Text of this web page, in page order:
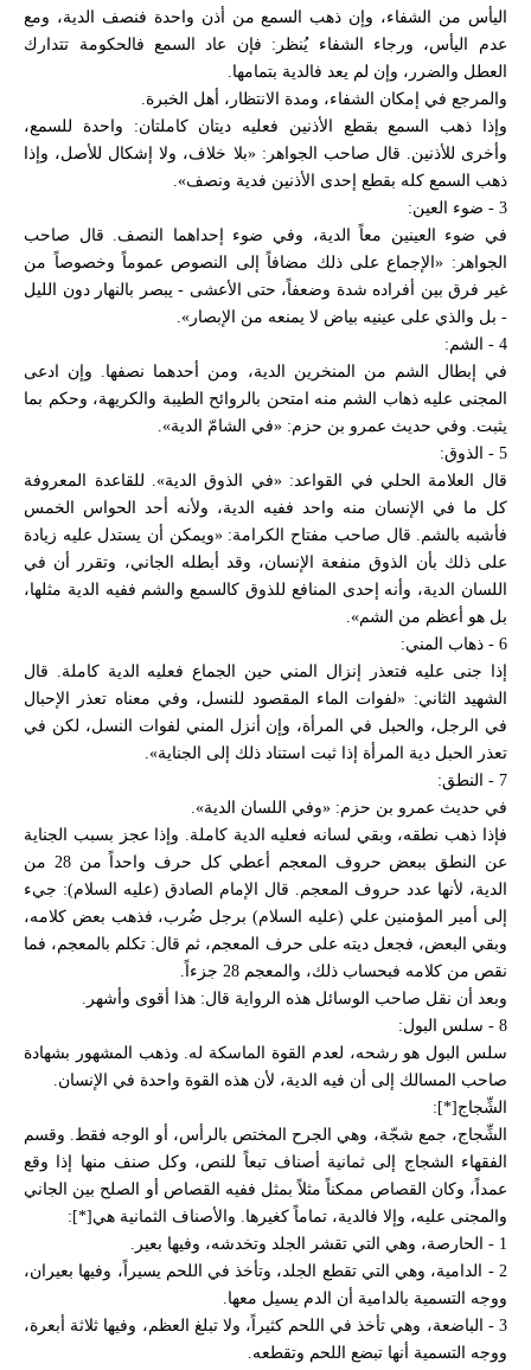
اليأس من الشفاء، وإن ذهب السمع من أذن واحدة فنصف الدية، ومع
عدم اليأس، ورجاء الشفاء يُنظر: فإن عاد السمع فالحكومة تتدارك
العطل والضرر، وإن لم يعد فالدية بتمامها.
والمرجع في إمكان الشفاء، ومدة الانتظار، أهل الخبرة.
وإذا ذهب السمع بقطع الأذنين فعليه ديتان كاملتان: واحدة للسمع،
وأخرى للأذنين. قال صاحب الجواهر: «بلا خلاف، ولا إشكال للأصل، وإذا
ذهب السمع كله بقطع إحدى الأذنين فدية ونصف».
3 - ضوء العين:
في ضوء العينين معاً الدية، وفي ضوء إحداهما النصف. قال صاحب
الجواهر: «الإجماع على ذلك مضافاً إلى النصوص عموماً وخصوصاً من
غير فرق بين أفراده شدة وضعفاً، حتى الأعشى - يبصر بالنهار دون الليل
- بل والذي على عينيه بياض لا يمنعه من الإبصار».
4 - الشم:
في إبطال الشم من المنخرين الدية، ومن أحدهما نصفها. وإن ادعى
المجنى عليه ذهاب الشم منه امتحن بالروائح الطيبة والكريهة، وحكم بما
يثبت. وفي حديث عمرو بن حزم: «في الشامّ الدية».
5 - الذوق:
قال العلامة الحلي في القواعد: «في الذوق الدية». للقاعدة المعروفة
كل ما في الإنسان منه واحد ففيه الدية، ولأنه أحد الحواس الخمس
فأشبه بالشم. قال صاحب مفتاح الكرامة: «ويمكن أن يستدل عليه زيادة
على ذلك بأن الذوق منفعة الإنسان، وقد أبطله الجاني، وتقرر أن في
اللسان الدية، وأنه إحدى المنافع للذوق كالسمع والشم ففيه الدية مثلها،
بل هو أعظم من الشم».
6 - ذهاب المني:
إذا جنى عليه فتعذر إنزال المني حين الجماع فعليه الدية كاملة. قال
الشهيد الثاني: «لفوات الماء المقصود للنسل، وفي معناه تعذر الإحبال
في الرجل، والحبل في المرأة، وإن أنزل المني لفوات النسل، لكن في
تعذر الحبل دية المرأة إذا ثبت استناد ذلك إلى الجناية».
7 - النطق:
في حديث عمرو بن حزم: «وفي اللسان الدية».
فإذا ذهب نطقه، وبقي لسانه فعليه الدية كاملة. وإذا عجز بسبب الجناية
عن النطق ببعض حروف المعجم أعطي كل حرف واحداً من 28 من
الدية، لأنها عدد حروف المعجم. قال الإمام الصادق (عليه السلام): جيء
إلى أمير المؤمنين علي (عليه السلام) برجل ضُرب، فذهب بعض كلامه،
وبقي البعض، فجعل ديته على حرف المعجم، ثم قال: تكلم بالمعجم، فما
نقص من كلامه فبحساب ذلك، والمعجم 28 جزءاً.
وبعد أن نقل صاحب الوسائل هذه الرواية قال: هذا أقوى وأشهر.
8 - سلس البول:
سلس البول هو رشحه، لعدم القوة الماسكة له. وذهب المشهور بشهادة
صاحب المسالك إلى أن فيه الدية، لأن هذه القوة واحدة في الإنسان.
الشِّجاج[*]:
الشِّجاج، جمع شجّة، وهي الجرح المختص بالرأس، أو الوجه فقط. وقسم
الفقهاء الشجاج إلى ثمانية أصناف تبعاً للنص، وكل صنف منها إذا وقع
عمداً، وكان القصاص ممكناً مثلاً بمثل ففيه القصاص أو الصلح بين الجاني
والمجنى عليه، وإلا فالدية، تماماً كغيرها. والأصناف الثمانية هي[*]:
1 - الحارصة، وهي التي تقشر الجلد وتخدشه، وفيها بعير.
2 - الدامية، وهي التي تقطع الجلد، وتأخذ في اللحم يسيراً، وفيها بعيران،
ووجه التسمية بالدامية أن الدم يسيل معها.
3 - الباضعة، وهي تأخذ في اللحم كثيراً، ولا تبلغ العظم، وفيها ثلاثة أبعرة،
ووجه التسمية أنها تبضع اللحم وتقطعه.